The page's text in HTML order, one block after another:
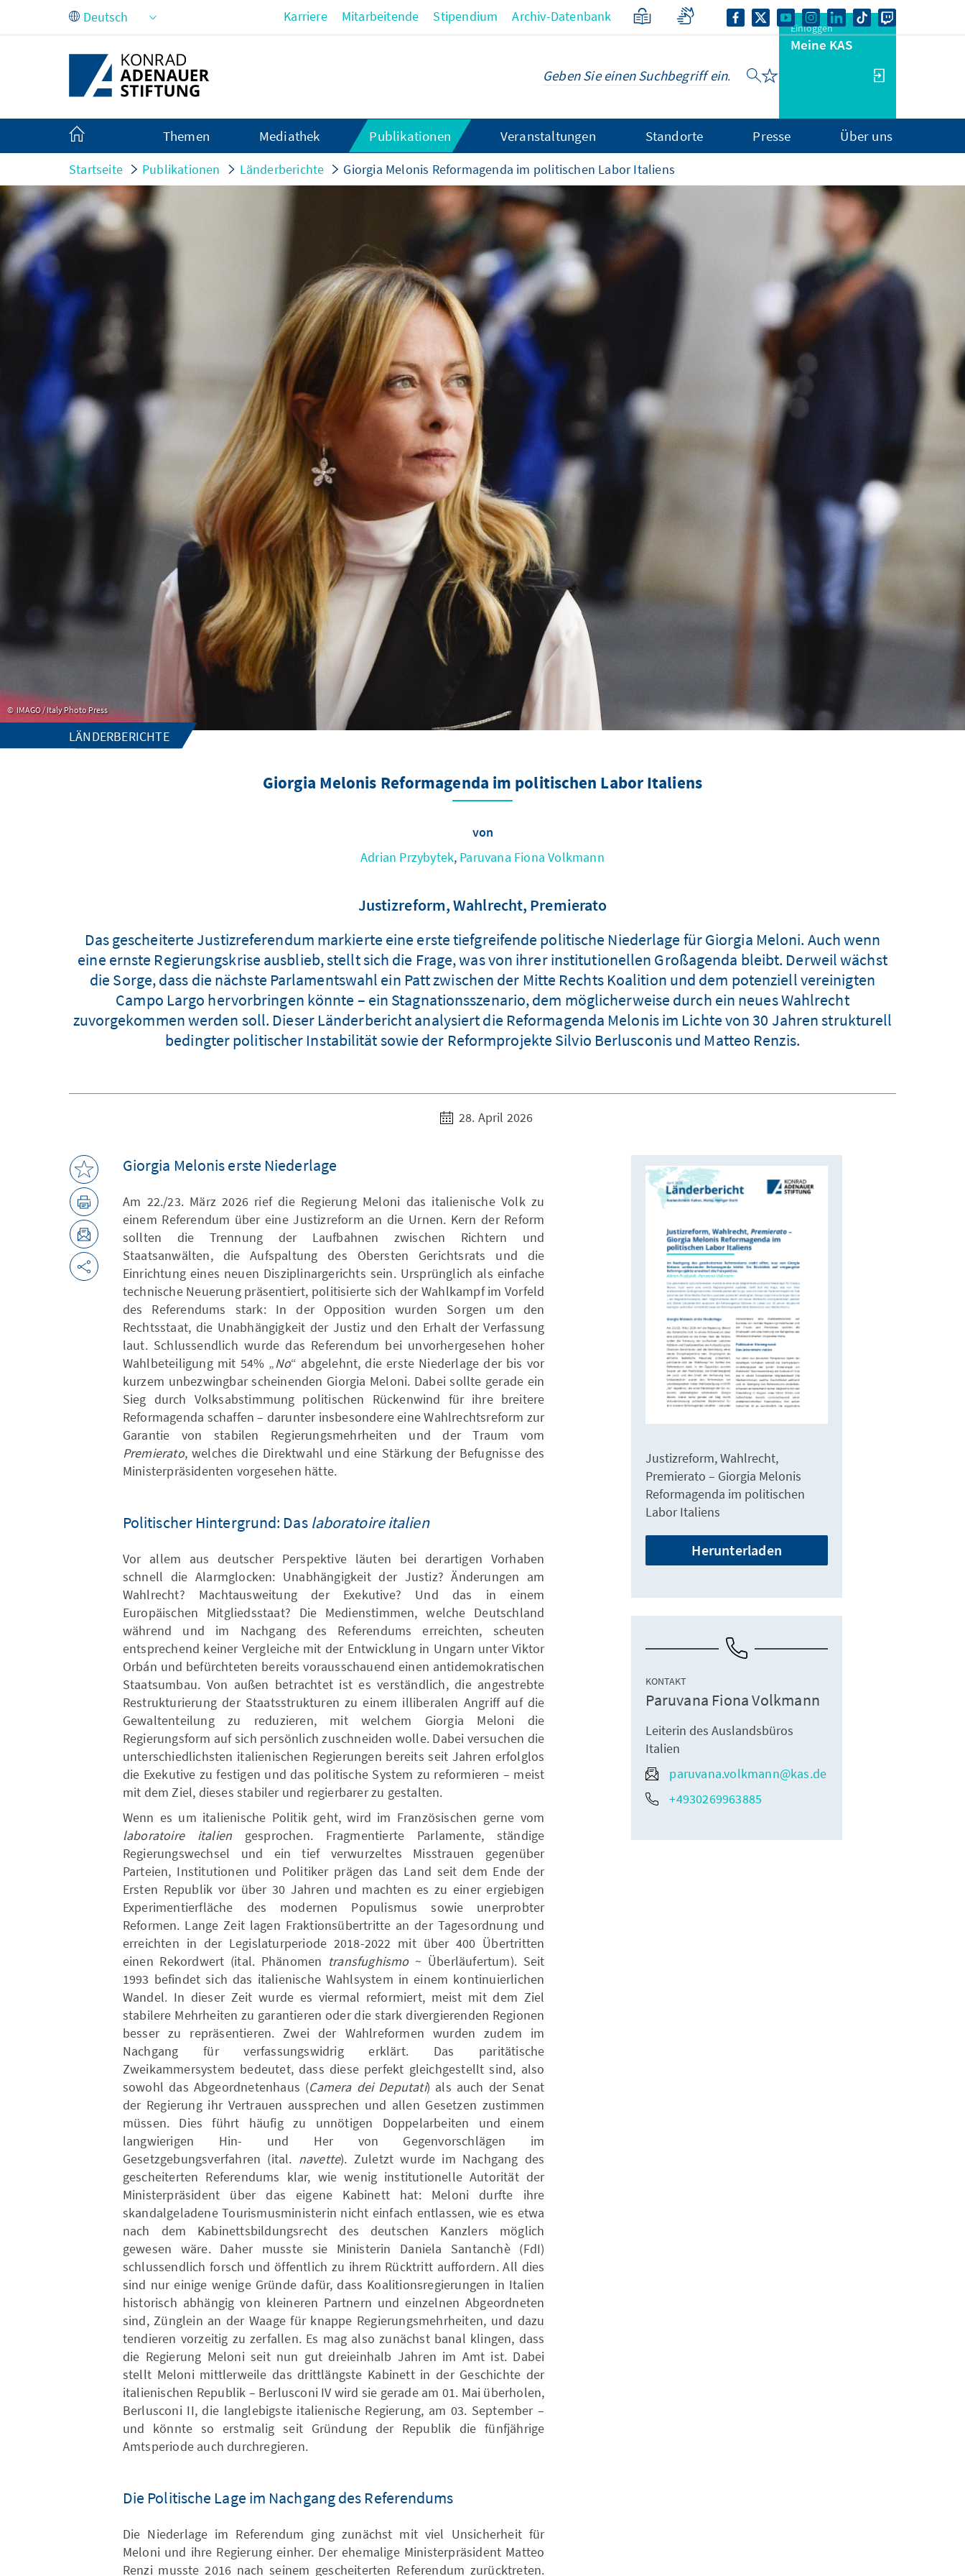
Zum Hauptinhalt springen Karriere Mitarbeitende Stipendium Archiv-Datenbank
Einloggen
Meine KAS
Themen Mediathek Publikationen Veranstaltungen Standorte Presse Über uns
Startseite Publikationen Länderberichte Giorgia Melonis Reformagenda im politischen Labor Italiens
IMAGO / Italy Photo Press
LÄNDERBERICHTE
Giorgia Melonis Reformagenda im politischen Labor Italiens
von
Adrian Przybytek, Paruvana Fiona Volkmann
Justizreform, Wahlrecht, Premierato
Das gescheiterte Justizreferendum markierte eine erste tiefgreifende politische Niederlage für Giorgia Meloni. Auch wenn
eine ernste Regierungskrise ausblieb, stellt sich die Frage, was von ihrer institutionellen Großagenda bleibt. Derweil wächst
die Sorge, dass die nächste Parlamentswahl ein Patt zwischen der Mitte Rechts Koalition und dem potenziell vereinigten
Campo Largo hervorbringen könnte – ein Stagnationsszenario, dem möglicherweise durch ein neues Wahlrecht
zuvorgekommen werden soll. Dieser Länderbericht analysiert die Reformagenda Melonis im Lichte von 30 Jahren strukturell
bedingter politischer Instabilität sowie der Reformprojekte Silvio Berlusconis und Matteo Renzis.
28. April 2026
Giorgia Melonis erste Niederlage
Am 22./23. März 2026 rief die Regierung Meloni das italienische Volk zu
einem Referendum über eine Justizreform an die Urnen. Kern der Reform
sollten die Trennung der Laufbahnen zwischen Richtern und
Staatsanwälten, die Aufspaltung des Obersten Gerichtsrats und die
Einrichtung eines neuen Disziplinargerichts sein. Ursprünglich als einfache
technische Neuerung präsentiert, politisierte sich der Wahlkampf im Vorfeld
des Referendums stark: In der Opposition wurden Sorgen um den
Rechtsstaat, die Unabhängigkeit der Justiz und den Erhalt der Verfassung
laut. Schlussendlich wurde das Referendum bei unvorhergesehen hoher
Wahlbeteiligung mit 54% „No“ abgelehnt, die erste Niederlage der bis vor
kurzem unbezwingbar scheinenden Giorgia Meloni. Dabei sollte gerade ein
Sieg durch Volksabstimmung politischen Rückenwind für ihre breitere
Reformagenda schaffen – darunter insbesondere eine Wahlrechtsreform zur
Garantie von stabilen Regierungsmehrheiten und der Traum vom
Premierato, welches die Direktwahl und eine Stärkung der Befugnisse des
Ministerpräsidenten vorgesehen hätte.
Politischer Hintergrund: Das laboratoire italien
Vor allem aus deutscher Perspektive läuten bei derartigen Vorhaben
schnell die Alarmglocken: Unabhängigkeit der Justiz? Änderungen am
Wahlrecht? Machtausweitung der Exekutive? Und das in einem
Europäischen Mitgliedsstaat? Die Medienstimmen, welche Deutschland
während und im Nachgang des Referendums erreichten, scheuten
entsprechend keiner Vergleiche mit der Entwicklung in Ungarn unter Viktor
Orbán und befürchteten bereits vorausschauend einen antidemokratischen
Staatsumbau. Von außen betrachtet ist es verständlich, die angestrebte
Restrukturierung der Staatsstrukturen zu einem illiberalen Angriff auf die
Gewaltenteilung zu reduzieren, mit welchem Giorgia Meloni die
Regierungsform auf sich persönlich zuschneiden wolle. Dabei versuchen die
unterschiedlichsten italienischen Regierungen bereits seit Jahren erfolglos
die Exekutive zu festigen und das politische System zu reformieren – meist
mit dem Ziel, dieses stabiler und regierbarer zu gestalten.
Wenn es um italienische Politik geht, wird im Französischen gerne vom
laboratoire italien gesprochen. Fragmentierte Parlamente, ständige
Regierungswechsel und ein tief verwurzeltes Misstrauen gegenüber
Parteien, Institutionen und Politiker prägen das Land seit dem Ende der
Ersten Republik vor über 30 Jahren und machten es zu einer ergiebigen
Experimentierfläche des modernen Populismus sowie unerprobter
Reformen. Lange Zeit lagen Fraktionsübertritte an der Tagesordnung und
erreichten in der Legislaturperiode 2018-2022 mit über 400 Übertritten
einen Rekordwert (ital. Phänomen transfughismo~ Überläufertum). Seit
1993 befindet sich das italienische Wahlsystem in einem kontinuierlichen
Wandel. In dieser Zeit wurde es viermal reformiert, meist mit dem Ziel
stabilere Mehrheiten zu garantieren oder die stark divergierenden Regionen
besser zu repräsentieren. Zwei der Wahlreformen wurden zudem im
Nachgang für verfassungswidrig erklärt. Das paritätische
Zweikammersystem bedeutet, dass diese perfekt gleichgestellt sind, also
sowohl das Abgeordnetenhaus (Camera dei Deputati) als auch der Senat
der Regierung ihr Vertrauen aussprechen und allen Gesetzen zustimmen
müssen. Dies führt häufig zu unnötigen Doppelarbeiten und einem
langwierigen Hin- und Her von Gegenvorschlägen im
Gesetzgebungsverfahren (ital. navette). Zuletzt wurde im Nachgang des
gescheiterten Referendums klar, wie wenig institutionelle Autorität der
Ministerpräsident über das eigene Kabinett hat: Meloni durfte ihre
skandalgeladene Tourismusministerin nicht einfach entlassen, wie es etwa
nach dem Kabinettsbildungsrecht des deutschen Kanzlers möglich
gewesen wäre. Daher musste sie Ministerin Daniela Santanchè (FdI)
schlussendlich forsch und öffentlich zu ihrem Rücktritt auffordern. All dies
sind nur einige wenige Gründe dafür, dass Koalitionsregierungen in Italien
historisch abhängig von kleineren Partnern und einzelnen Abgeordneten
sind, Zünglein an der Waage für knappe Regierungsmehrheiten, und dazu
tendieren vorzeitig zu zerfallen. Es mag also zunächst banal klingen, dass
die Regierung Meloni seit nun gut dreieinhalb Jahren im Amt ist. Dabei
stellt Meloni mittlerweile das drittlängste Kabinett in der Geschichte der
italienischen Republik – Berlusconi IV wird sie gerade am 01. Mai überholen,
Berlusconi II, die langlebigste italienische Regierung, am 03. September –
und könnte so erstmalig seit Gründung der Republik die fünfjährige
Amtsperiode auch durchregieren.
Die Politische Lage im Nachgang des Referendums
Die Niederlage im Referendum ging zunächst mit viel Unsicherheit für
Meloni und ihre Regierung einher. Der ehemalige Ministerpräsident Matteo
Renzi musste 2016 nach seinem gescheiterten Referendum zurücktreten.
Justizreform, Wahlrecht,
Premierato – Giorgia Melonis
Reformagenda im politischen
Labor Italiens
Herunterladen
KONTAKT
Paruvana Fiona Volkmann
Leiterin des Auslandsbüros
Italien
paruvana.volkmann@kas.de
+4930269963885